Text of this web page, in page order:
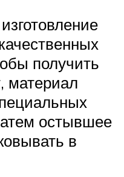
получить
материал
остывшее
в